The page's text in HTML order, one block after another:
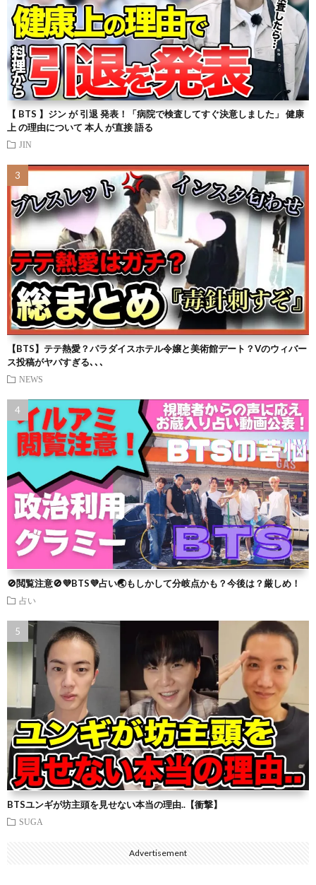
【 BTS 】ジン が 引退 発表！「病院で検査してすぐ決意しました」 健康
上 の理由について 本人 が直接 語る
JIN
【BTS】テテ熱愛？パラダイスホテル令嬢と美術館デート？Vのウィバー
ス投稿がヤバすぎる､､､
NEWS
🚫閲覧注意🚫💜BTS💜占い🌏もしかして分岐点かも？今後は？厳しめ！
占い
BTSユンギが坊主頭を見せない本当の理由..【衝撃】
SUGA
Advertisement